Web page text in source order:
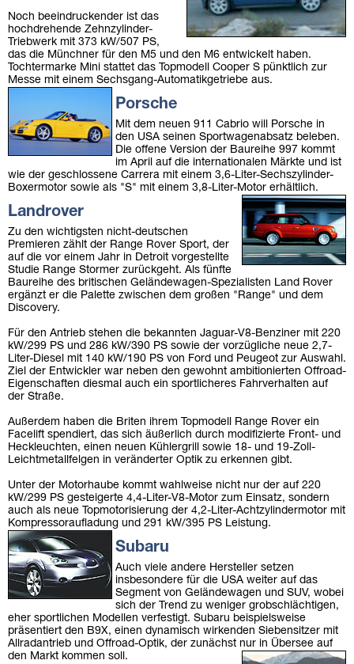
Noch beeindruckender ist das
hochdrehende Zehnzylinder-
Triebwerk mit 373 kW/507 PS,
das die Münchner für den M5 und den M6 entwickelt haben.
Tochtermarke Mini stattet das Topmodell Cooper S pünktlich zur
Messe mit einem Sechsgang-Automatikgetriebe aus.
Porsche
Mit dem neuen 911 Cabrio will Porsche in
den USA seinen Sportwagenabsatz beleben.
Die offene Version der Baureihe 997 kommt
im April auf die internationalen Märkte und ist
wie der geschlossene Carrera mit einem 3,6-Liter-Sechszylinder-
Boxermotor sowie als "S" mit einem 3,8-Liter-Motor erhältlich.
Landrover
Zu den wichtigsten nicht-deutschen
Premieren zählt der Range Rover Sport, der
auf die vor einem Jahr in Detroit vorgestellte
Studie Range Stormer zurückgeht. Als fünfte
Baureihe des britischen Geländewagen-Spezialisten Land Rover
ergänzt er die Palette zwischen dem großen "Range" und dem
Discovery.
Für den Antrieb stehen die bekannten Jaguar-V8-Benziner mit 220
kW/299 PS und 286 kW/390 PS sowie der vorzügliche neue 2,7-
Liter-Diesel mit 140 kW/190 PS von Ford und Peugeot zur Auswahl.
Ziel der Entwickler war neben den gewohnt ambitionierten Offroad-
Eigenschaften diesmal auch ein sportlicheres Fahrverhalten auf
der Straße.
Außerdem haben die Briten ihrem Topmodell Range Rover ein
Facelift spendiert, das sich äußerlich durch modifizierte Front- und
Heckleuchten, einen neuen Kühlergrill sowie 18- und 19-Zoll-
Leichtmetallfelgen in veränderter Optik zu erkennen gibt.
Unter der Motorhaube kommt wahlweise nicht nur der auf 220
kW/299 PS gesteigerte 4,4-Liter-V8-Motor zum Einsatz, sondern
auch als neue Topmotorisierung der 4,2-Liter-Achtzylindermotor mit
Kompressoraufladung und 291 kW/395 PS Leistung.
Subaru
Auch viele andere Hersteller setzen
insbesondere für die USA weiter auf das
Segment von Geländewagen und SUV, wobei
sich der Trend zu weniger grobschlächtigen,
eher sportlichen Modellen verfestigt. Subaru beispielsweise
präsentiert den B9X, einen dynamisch wirkenden Siebensitzer mit
Allradantrieb und Offroad-Optik, der zunächst nur in Übersee auf
den Markt kommen soll.